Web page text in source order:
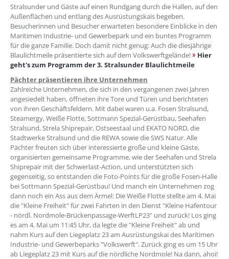
Stralsunder und Gäste auf einen Rundgang durch die Hallen, auf den
Außenflächen und entlang des Ausrüstungskais begeben.
Besucherinnen und Besucher erwarteten besondere Einblicke in den
Maritimen Industrie- und Gewerbepark und ein buntes Programm
für die ganze Familie. Doch damit nicht genug: Auch die diesjährige
Blaulichtmeile präsentierte sich auf dem Volkswerftgelände!
Hier
geht's zum Programm der 3. Stralsunder Blaulichtmeile
Pächter präsentieren ihre Unternehmen
Zahlreiche Unternehmen, die sich in den vergangenen zwei Jahren
angesiedelt haben, öffneten ihre Tore und Türen und berichteten
von ihren Geschäftsfeldern. Mit dabei waren u.a. Fosen Stralsund,
Steamergy, Weiße Flotte, Sottmann Spezial-Gerüstbau, Seehafen
Stralsund, Strela Shiprepair, Ostseestaal und EKATO NORD, die
Stadtwerke Stralsund und die REWA sowie die SWS Natur. Alle
Pächter freuten sich über interessierte große und kleine Gäste,
organisierten gemeinsame Programme, wie der Seehafen und Strela
Shiprepair mit der Schwerlast-Action, und unterstützten sich
gegenseitig, so entstanden die Foto-Points für die große Fosen-Halle
bei Sottmann Spezial-Gerüstbau! Und manch ein Unternehmen zog
dann noch ein Ass aus dem Ärmel: Die Weiße Flotte stellte am 4. Mai
die "Kleine Freiheit" für zwei Fahrten in den Dienst "Kleine Hafentour
- nördl. Nordmole-Brückenpassage-WerftLP23" und zurück! Los ging
es am 4. Mai um 11:45 Uhr, da legte die "Kleine Freiheit" ab und
nahm Kurs auf den Liegeplatz 23 am Ausrüstungskai des Maritimen
Industrie- und Gewerbeparks "Volkswerft". Zurück ging es um 15 Uhr
ab Liegeplatz 23 mit Kurs auf die nördliche Nordmole! Na dann, ahoi!